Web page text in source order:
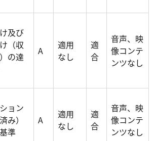
及び
（収
の達
A
適用
なし
適
合
音声、映
像コンテ
ンツなし
ョン
み）
準
A
適用
なし
適
合
音声、映
像コンテ
ンツなし